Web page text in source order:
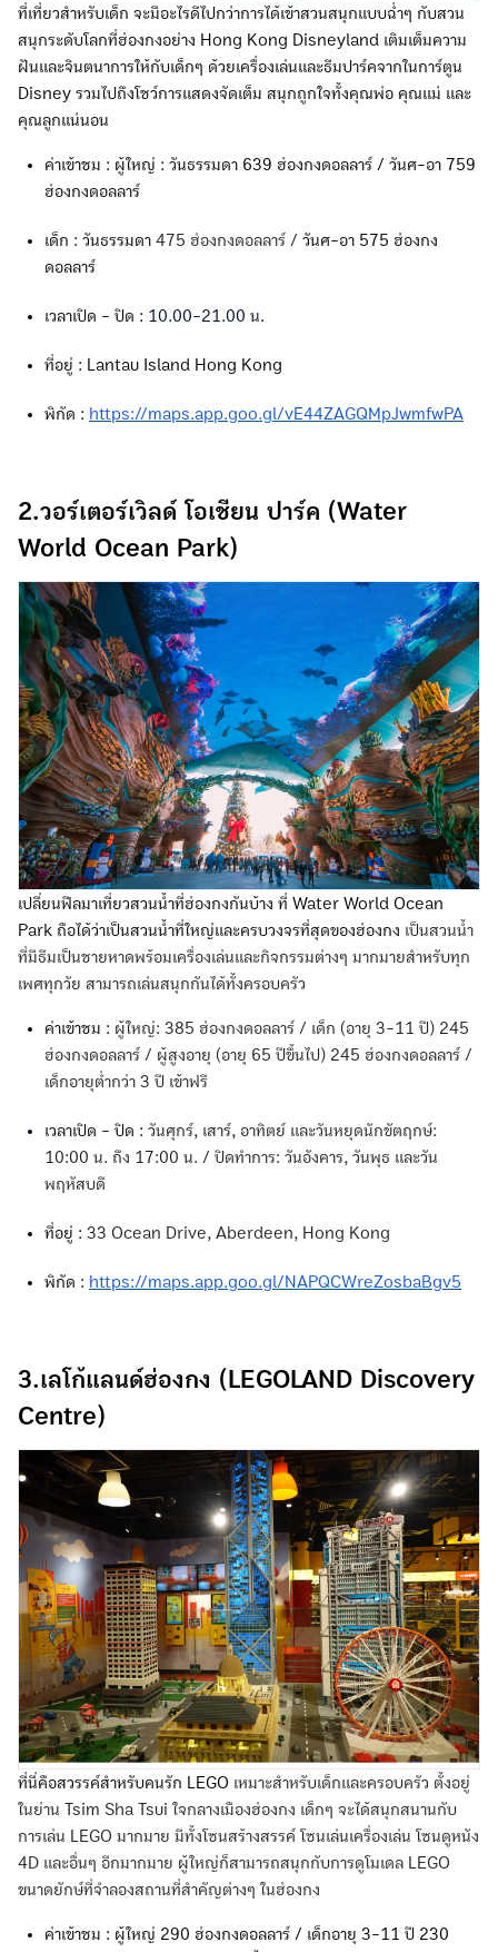
ที่เที่ยวสำหรับเด็ก จะมีอะไรดีไปกว่าการได้เข้าสวนสนุกแบบฉ่ำๆ กับสวน
สนุกระดับโลกที่ฮ่องกงอย่าง Hong Kong Disneyland เติมเต็มความ
ฝันและจินตนาการให้กับเด็กๆ ด้วยเครื่องเล่นและธีมปาร์คจากในการ์ตูน
Disney รวมไปถึงโชว์การแสดงจัดเต็ม สนุกถูกใจทั้งคุณพ่อ คุณแม่ และ
คุณลูกแน่นอน
ค่าเข้าชม : ผู้ใหญ่ : วันธรรมดา 639 ฮ่องกงดอลลาร์ / วันศ-อา 759
ฮ่องกงดอลลาร์
เด็ก : วันธรรมดา 475 ฮ่องกงดอลลาร์ / วันศ-อา 575 ฮ่องกง
ดอลลาร์
เวลาเปิด - ปิด : 10.00-21.00 น.
ที่อยู่ : Lantau Island Hong Kong
พิกัด : https://maps.app.goo.gl/vE44ZAGQMpJwmfwPA
2.วอร์เตอร์เวิลด์ โอเชียน ปาร์ค (Water
World Ocean Park)
เปลี่ยนฟีลมาเที่ยวสวนน้ำที่ฮ่องกงกันบ้าง ที่ Water World Ocean
Park ถือได้ว่าเป็นสวนน้ำที่ใหญ่และครบวงจรที่สุดของฮ่องกง เป็นสวนน้ำ
ที่มีธีมเป็นชายหาดพร้อมเครื่องเล่นและกิจกรรมต่างๆ มากมายสำหรับทุก
เพศทุกวัย สามารถเล่นสนุกกันได้ทั้งครอบครัว
ค่าเข้าชม : ผู้ใหญ่: 385 ฮ่องกงดอลลาร์ / เด็ก (อายุ 3-11 ปี) 245
ฮ่องกงดอลลาร์ / ผู้สูงอายุ (อายุ 65 ปีขึ้นไป) 245 ฮ่องกงดอลลาร์ /
เด็กอายุต่ำกว่า 3 ปี เข้าฟรี
เวลาเปิด - ปิด : วันศุกร์, เสาร์, อาทิตย์ และวันหยุดนักขัตฤกษ์:
10:00 น. ถึง 17:00 น. / ปิดทำการ: วันอังคาร, วันพุธ และวัน
พฤหัสบดี
ที่อยู่ : 33 Ocean Drive, Aberdeen, Hong Kong
พิกัด : https://maps.app.goo.gl/NAPQCWreZosbaBgv5
3.เลโก้แลนด์ฮ่องกง (LEGOLAND Discovery
Centre)
ที่นี่คือสวรรค์สำหรับคนรัก LEGO เหมาะสำหรับเด็กและครอบครัว ตั้งอยู่
ในย่าน Tsim Sha Tsui ใจกลางเมืองฮ่องกง เด็กๆ จะได้สนุกสนานกับ
การเล่น LEGO มากมาย มีทั้งโซนสร้างสรรค์ โซนเล่นเครื่องเล่น โซนดูหนัง
4D และอื่นๆ อีกมากมาย ผู้ใหญ่ก็สามารถสนุกกับการดูโมเดล LEGO
ขนาดยักษ์ที่จำลองสถานที่สำคัญต่างๆ ในฮ่องกง
ค่าเข้าชม : ผู้ใหญ่ 290 ฮ่องกงดอลลาร์ / เด็กอายุ 3-11 ปี 230